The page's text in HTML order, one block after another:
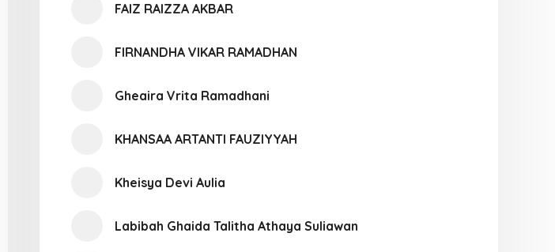
FAIZ RAIZZA AKBAR
FIRNANDHA VIKAR RAMADHAN
Gheaira Vrita Ramadhani
KHANSAA ARTANTI FAUZIYYAH
Kheisya Devi Aulia
Labibah Ghaida Talitha Athaya Suliawan